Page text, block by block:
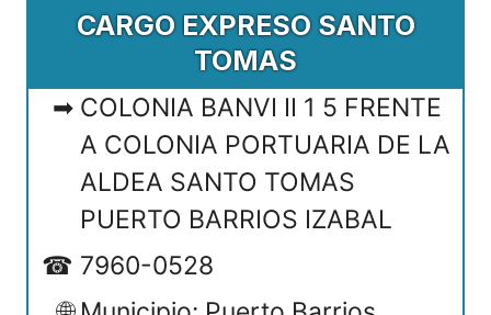
CARGO EXPRESO SANTO
TOMAS
COLONIA BANVI II 1 5 FRENTE
A COLONIA PORTUARIA DE LA
ALDEA SANTO TOMAS
PUERTO BARRIOS IZABAL
7960-0528